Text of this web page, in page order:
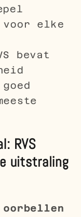
elke
bevat
RVS
uitstraling